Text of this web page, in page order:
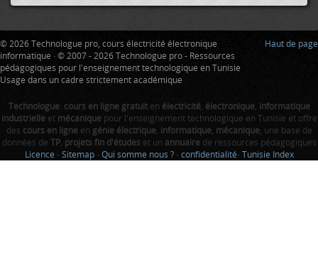
Haut de page
© 2026 Technologue pro, cours électricité électronique
informatique · © 2007 - 2026 Technologue pro - Ressources
pédagogiques pour l'enseignement technologique en Tunisie
Usage dans un cadre strictement académique
Technologue: cours en ligne gratuiten électricité, électronique, informatique
industrielleet mécaniquepour l'enseignement technologique en Tunisie et offre
des cours en ligneen génie électrique, informatique, mécanique, une base de
données de TP, projets fin d'étudeset un annuairede ressources pédagogiques
Licence - Sitemap - Qui somme nous ? - confidentialité- Tunisie Index